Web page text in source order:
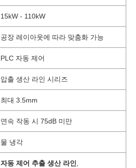
15kW - 110kW
공장 레이아웃에 따라 맞춤화 가능
PLC 자동 제어
압출 생산 라인 시리즈
최대 3.5mm
연속 작동 시 75dB 미만
물 냉각
자동 제어 추출 생산 라인